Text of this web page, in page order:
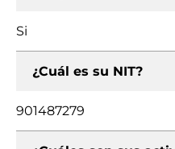
Si
¿Cuál es su NIT?
901487279